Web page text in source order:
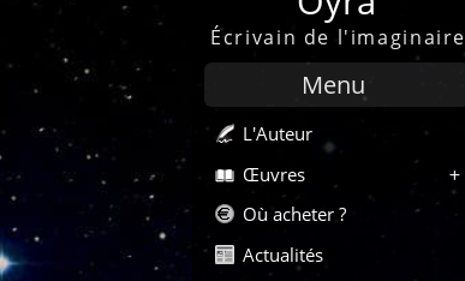
Écrivain de l'imaginaire
Menu
L'Auteur
Œuvres
Où acheter ?
Actualités